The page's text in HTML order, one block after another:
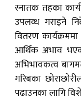
स्नातक तहका
उपलव्ध गराइने
वितरण
आर्थिक अभाव
अभिभावकत्व
गरिबका
पढाउनका लागि